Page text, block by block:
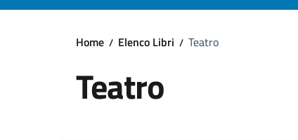
Home Elenco Libri Teatro
Teatro